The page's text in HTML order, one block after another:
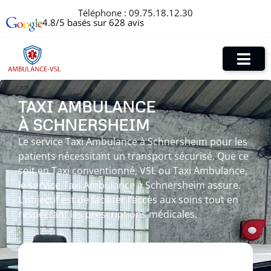
Téléphone : 09.75.18.12.30
4.8/5 basés sur 628 avis
TAXI AMBULANCE
À SCHNERSHEIM
Le service Taxi Ambulance à Schnersheim pour les
patients nécessitant un transport sécurisé. Que ce
soit en Taxi conventionné, VSL ou Taxi Ambulance,
le service Taxi Ambulance à Schnersheim assure.
L’objectif est de faciliter l’accès aux soins tout en
respectant les prescriptions médicales.